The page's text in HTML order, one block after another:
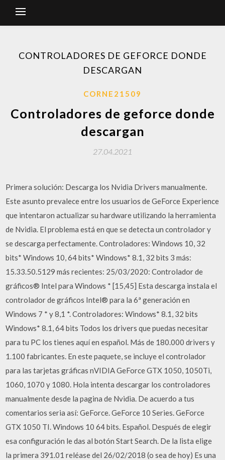
CONTROLADORES DE GEFORCE DONDE
DESCARGAN
CORNE21509
Controladores de geforce donde
descargan
27.04.2021
Primera solución: Descarga los Nvidia Drivers manualmente.
Este asunto prevalece entre los usuarios de GeForce Experience
que intentaron actualizar su hardware utilizando la herramienta
de Nvidia. El problema está en que se detecta un controlador y
se descarga perfectamente. Controladores: Windows 10, 32
bits* Windows 10, 64 bits* Windows* 8.1, 32 bits 3 más:
15.33.50.5129 más recientes: 25/03/2020: Controlador de
gráficos® Intel para Windows * [15,45] Esta descarga instala el
controlador de gráficos Intel® para la 6ª generación en
Windows 7 * y 8,1 *. Controladores: Windows* 8.1, 32 bits
Windows* 8.1, 64 bits Todos los drivers que puedas necesitar
para tu PC los tienes aquí en español. Más de 180.000 drivers y
1.100 fabricantes. En este paquete, se incluye el controlador
para las tarjetas gráficas nVIDIA GeForce GTX 1050, 1050Ti,
1060, 1070 y 1080. Hola intenta descargar los controladores
manualmente desde la pagina de Nvidia. De acuerdo a tus
comentarios seria así: GeForce. GeForce 10 Series. GeForce
GTX 1050 TI. Windows 10 64 bits. Español. Después de elegir
esa configuración le das al botón Start Search. De la lista elige
la primera 391.01 reléase del 26/02/2018 (o sea de hoy) Es una